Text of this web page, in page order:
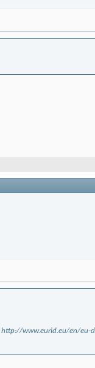
http://www.eurid.eu/en/eu-